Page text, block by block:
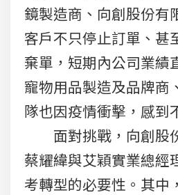
鏡製造商、向創股份有
客戶不只停止訂單、甚
棄單，短期內公司業績
寵物用品製造及品牌商
隊也因疫情衝擊，感到
面對挑戰，向創股
蔡耀緯與艾穎實業總經
考轉型的必要性。其中